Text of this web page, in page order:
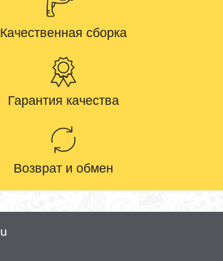
Качественная сборка
Гарантия качества
Возврат и обмен